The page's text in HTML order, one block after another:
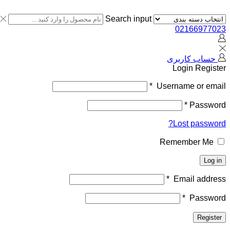
Search input
02166977023
حساب کاربری
Login Register
Username or email
*
Password
*
Lost password?
Remember Me
Log in
Email address
*
Password
*
Register